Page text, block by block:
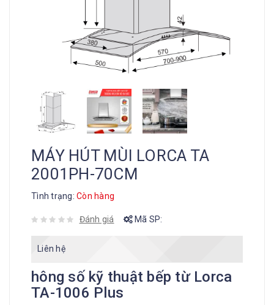
MÁY HÚT MÙI LORCA TA
2001PH-70CM
Tình trạng: Còn hàng
Đánh giá Mã SP:
Liên hệ
hông số kỹ thuật bếp từ Lorca
TA-1006 Plus